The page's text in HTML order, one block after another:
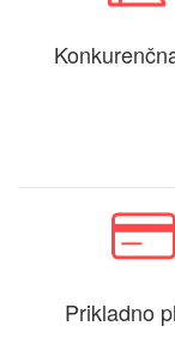
Prikladno